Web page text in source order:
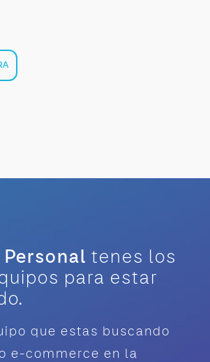
Personal tenes los
para estar
que estas buscando
e-commerce en la